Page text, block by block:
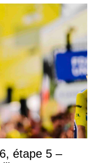
étape 5 –